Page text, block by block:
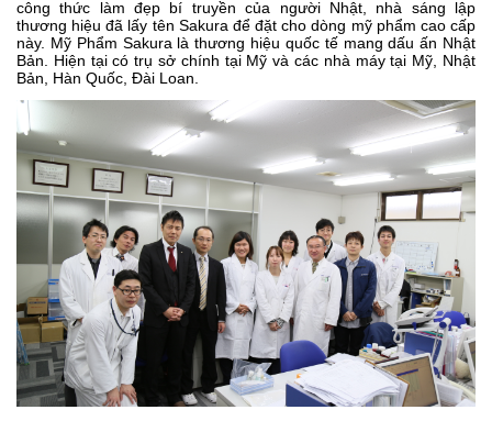
công thức làm đẹp bí truyền của người Nhật, nhà sáng lập
thương hiệu đã lấy tên Sakura để đặt cho dòng mỹ phẩm cao cấp
này. Mỹ Phẩm Sakura là thương hiệu quốc tế mang dấu ấn Nhật
Bản. Hiện tại có trụ sở chính tại Mỹ và các nhà máy tại Mỹ, Nhật
Bản, Hàn Quốc, Đài Loan.